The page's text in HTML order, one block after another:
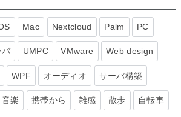
Mac Nextcloud Palm PC
バ UMPC VMware Web design
WPF オーディオ サーバ構築
音楽 携帯から 雑感 散歩 自転車